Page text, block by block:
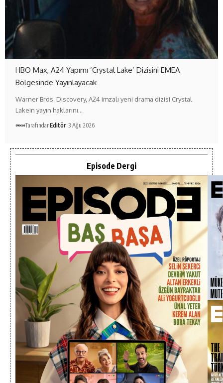
HBO Max, A24 Yapımı ‘Crystal Lake’ Dizisini EMEA
Bölgesinde Yayınlayacak
Warner Bros. Discovery, A24 imzalı yeni drama dizisi Crystal
Lakein yayın haklarını…
TarafındanEditör 3 Ağu 2026
Episode Dergi